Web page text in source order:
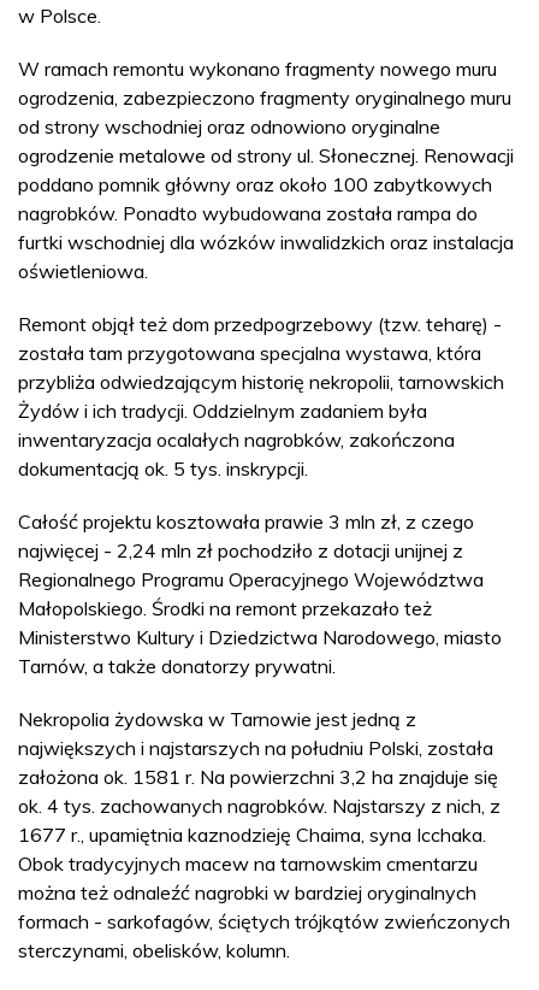
w Polsce.
W ramach remontu wykonano fragmenty nowego muru
ogrodzenia, zabezpieczono fragmenty oryginalnego muru
od strony wschodniej oraz odnowiono oryginalne
ogrodzenie metalowe od strony ul. Słonecznej. Renowacji
poddano pomnik główny oraz około 100 zabytkowych
nagrobków. Ponadto wybudowana została rampa do
furtki wschodniej dla wózków inwalidzkich oraz instalacja
oświetleniowa.
Remont objął też dom przedpogrzebowy (tzw. teharę) -
została tam przygotowana specjalna wystawa, która
przybliża odwiedzającym historię nekropolii, tarnowskich
Żydów i ich tradycji. Oddzielnym zadaniem była
inwentaryzacja ocalałych nagrobków, zakończona
dokumentacją ok. 5 tys. inskrypcji.
Całość projektu kosztowała prawie 3 mln zł, z czego
najwięcej - 2,24 mln zł pochodziło z dotacji unijnej z
Regionalnego Programu Operacyjnego Województwa
Małopolskiego. Środki na remont przekazało też
Ministerstwo Kultury i Dziedzictwa Narodowego, miasto
Tarnów, a także donatorzy prywatni.
Nekropolia żydowska w Tarnowie jest jedną z
największych i najstarszych na południu Polski, została
założona ok. 1581 r. Na powierzchni 3,2 ha znajduje się
ok. 4 tys. zachowanych nagrobków. Najstarszy z nich, z
1677 r., upamiętnia kaznodzieję Chaima, syna Icchaka.
Obok tradycyjnych macew na tarnowskim cmentarzu
można też odnaleźć nagrobki w bardziej oryginalnych
formach - sarkofagów, ściętych trójkątów zwieńczonych
sterczynami, obelisków, kolumn.